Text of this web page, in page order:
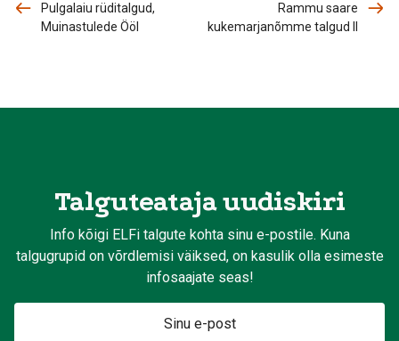
Pulgalaiu rüditalgud,
Muinastulede Ööl
Rammu saare
kukemarjanõmme talgud II
Talguteataja uudiskiri
Info kõigi ELFi talgute kohta sinu e-postile. Kuna
talgugrupid on võrdlemisi väiksed, on kasulik olla esimeste
infosaajate seas!